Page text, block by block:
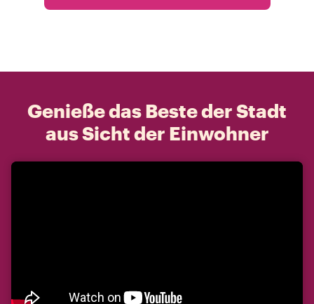
Genieße das Beste der Stadt
aus Sicht der Einwohner